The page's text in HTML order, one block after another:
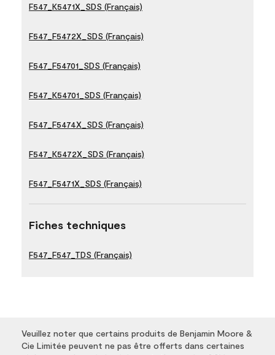
F547_K5471X_SDS (Français)
F547_F5472X_SDS (Français)
F547_F54701_SDS (Français)
F547_K54701_SDS (Français)
F547_F5474X_SDS (Français)
F547_K5472X_SDS (Français)
F547_F5471X_SDS (Français)
Fiches techniques
F547_F547_TDS (Français)
Veuillez noter que certains produits de Benjamin Moore &
Cie Limitée peuvent ne pas être offerts dans certaines